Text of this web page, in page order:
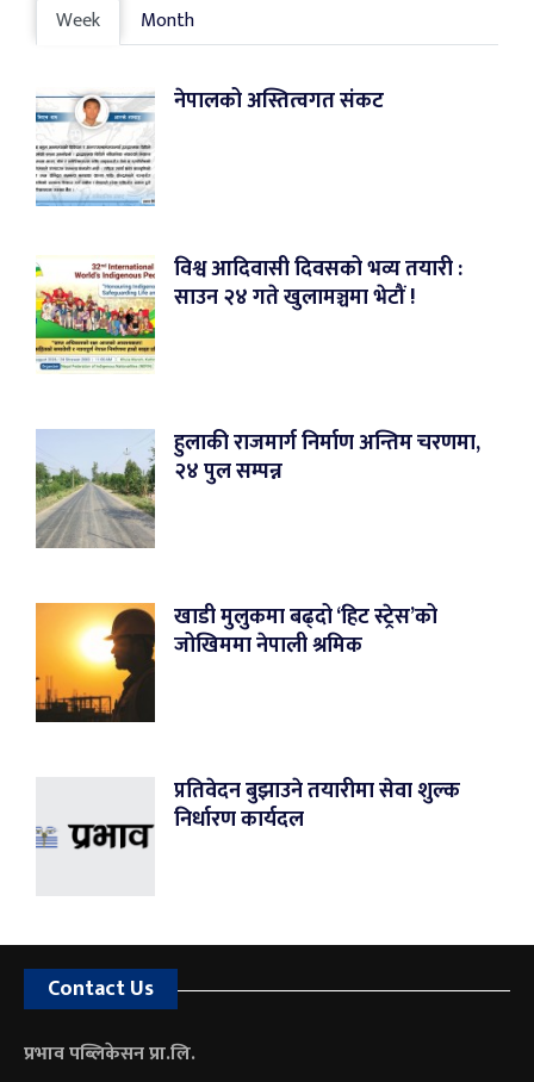
Week Month
नेपालको अस्तित्वगत संकट
विश्व आदिवासी दिवसको भव्य तयारी :
साउन २४ गते खुलामञ्चमा भेटौं !
हुलाकी राजमार्ग निर्माण अन्तिम चरणमा,
२४ पुल सम्पन्न
खाडी मुलुकमा बढ्दो ‘हिट स्ट्रेस’को
जोखिममा नेपाली श्रमिक
प्रतिवेदन बुझाउने तयारीमा सेवा शुल्क
निर्धारण कार्यदल
Contact Us
प्रभाव पब्लिकेसन प्रा.लि.